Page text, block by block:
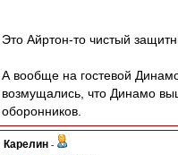
Это Айртон-то чистый
А вообще на гостевой
возмущались, что Динамо
оборонников.
Карелин -